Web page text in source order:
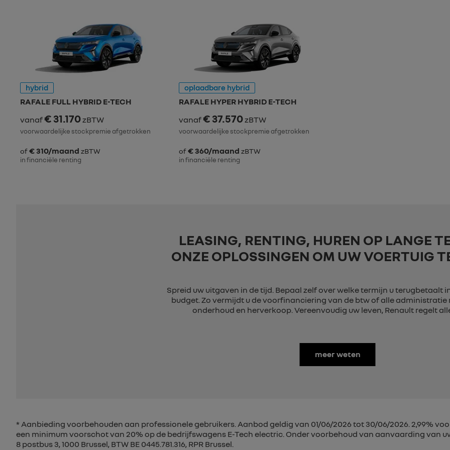
hybrid
RAFALE FULL HYBRID E-TECH
vanaf€ 31.170zBTW
voorwaardelijke stockpremie afgetrokken
of€ 310/maand zBTW
in financiële renting
oplaadbare hybrid
RAFALE HYPER HYBRID E-TECH
vanaf€ 37.570zBTW
voorwaardelijke stockpremie afgetrokken
of€ 360/maand zBTW
in financiële renting
LEASING, RENTING, HUREN OP LANGE
ONZE OPLOSSINGEN OM UW VOERTUIG
Spreid uw uitgaven in de tijd. Bepaal zelf over welke termijn u terugbetaalt
budget. Zo vermijdt u de voorfinanciering van de btw of alle administratie
onderhoud en herverkoop. Vereenvoudig uw leven, Renault regelt
meer weten
* Aanbieding voorbehouden aan professionele gebruikers. Aanbod geldig van 01/06/2026 tot 30/06/2026. 2,99%
een minimum voorschot van 20% op de bedrijfswagens E-Tech electric. Onder voorbehoud van aanvaarding van
8 postbus 3, 1000 Brussel, BTW BE 0445.781.316, RPR Brussel.